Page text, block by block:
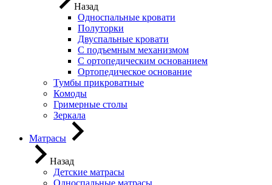
Назад
Односпальные кровати
Полуторки
Двуспальные кровати
С подъемным механизмом
С ортопедическим основанием
Ортопедическое основание
Тумбы прикроватные
Комоды
Гримерные столы
Зеркала
Матрасы
Назад
Детские матрасы
Односпальные матрасы